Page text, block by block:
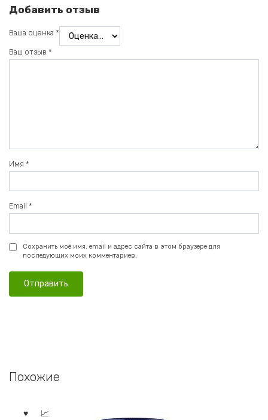
Добавить отзыв
Ваша оценка *
Ваш отзыв *
Имя *
Email *
Сохранить моё имя, email и адрес сайта в этом браузере для
последующих моих комментариев.
Похожие